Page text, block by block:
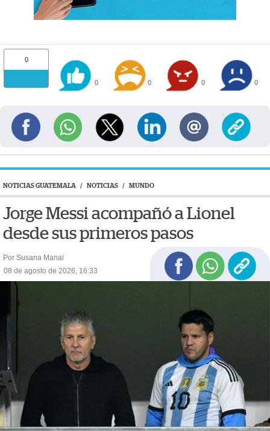
0
0 0 0 0
NOTICIAS GUATEMALA / NOTICIAS / MUNDO
Jorge Messi acompañó a Lionel
desde sus primeros pasos
Por Susana Manai
08 de agosto de 2026, 16:33